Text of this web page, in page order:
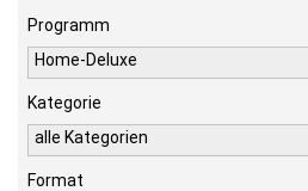
Programm
Home-Deluxe
Kategorie
alle Kategorien
Format